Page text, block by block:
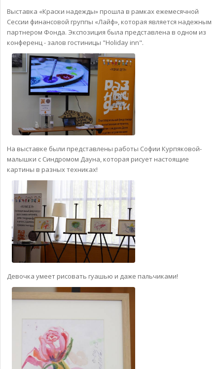
Выставка «Краски надежды» прошла в рамках ежемесячной
Сессии финансовой группы «Лайф», которая является надежным
партнером Фонда. Экспозиция была представлена в одном из
конференц - залов гостиницы "Holiday inn".
На выставке были представлены работы Софии Курпяковой-
малышки с Синдромом Дауна, которая рисует настоящие
картины в разных техниках!
Девочка умеет рисовать гуашью и даже пальчиками!